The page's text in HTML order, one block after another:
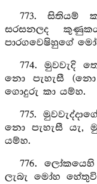
773. සිතියම්
සරසනලද
පාරගවෙෂිහුගේ
774. මුවවැදි
නො පැහැසී (නො
ගොදුරු කා යම්හ.
775.
නො පැහැසී යැ,
යම්හ.
776.
ලැබැ මෝහ